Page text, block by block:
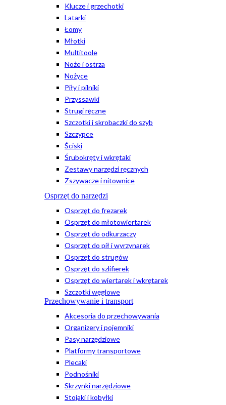
Klucze i grzechotki
Latarki
Łomy
Młotki
Multitoole
Noże i ostrza
Nożyce
Piły i pilniki
Przyssawki
Strugi ręczne
Szczotki i skrobaczki do szyb
Szczypce
Ściski
Śrubokręty i wkrętaki
Zestawy narzędzi ręcznych
Zszywacze i nitownice
Osprzęt do narzędzi
Osprzęt do frezarek
Osprzęt do młotowiertarek
Osprzęt do odkurzaczy
Osprzęt do pił i wyrzynarek
Osprzęt do strugów
Osprzęt do szlifierek
Osprzęt do wiertarek i wkrętarek
Szczotki węglowe
Przechowywanie i transport
Akcesoria do przechowywania
Organizery i pojemniki
Pasy narzędziowe
Platformy transportowe
Plecaki
Podnośniki
Skrzynki narzędziowe
Stojaki i kobyłki